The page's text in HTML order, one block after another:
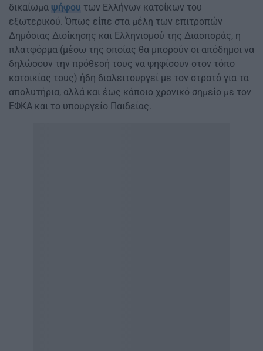
δικαίωμα ψήφου των Ελλήνων κατοίκων του
εξωτερικού. Όπως είπε στα μέλη των επιτροπών
Δημόσιας Διοίκησης και Ελληνισμού της Διασποράς, η
πλατφόρμα (μέσω της οποίας θα μπορούν οι απόδημοι να
δηλώσουν την πρόθεσή τους να ψηφίσουν στον τόπο
κατοικίας τους) ήδη διαλειτουργεί με τον στρατό για τα
απολυτήρια, αλλά και έως κάποιο χρονικό σημείο με τον
ΕΦΚΑ και το υπουργείο Παιδείας.